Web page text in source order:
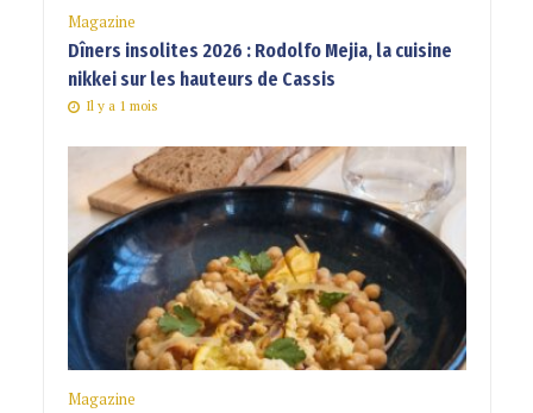
Magazine
Dîners insolites 2026 : Rodolfo Mejia, la cuisine
nikkei sur les hauteurs de Cassis
Il y a 1 mois
Magazine